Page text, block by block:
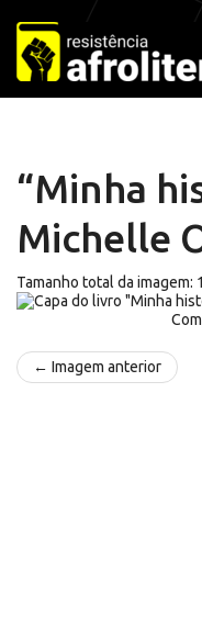
Pular
para
o
conteúdo
“Minha
Michelle
Tamanho total da imagem:
← Imagem anterior